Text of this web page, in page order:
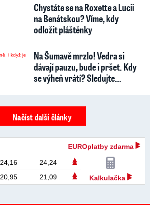
Chystáte se na Roxette a Lucii
na Benátskou? Víme, kdy
odložit pláštěnky
Na Šumavě mrzlo! Vedra si
dávají pauzu, bude i pršet. Kdy
se výheň vrátí? Sledujte…
Načíst další články
EUROplatby zdarma
24,16
24,24
20,95 21,09 Kalkulačka